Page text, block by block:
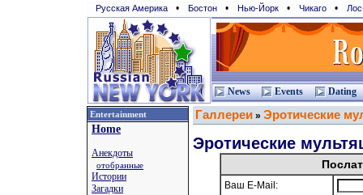
Русская Америка • Бостон • Нью-Йорк • Чикаго •
News Events Dating
Entertainment
Home
Анекдоты
отобранные
Истории
Загадки
Галлереи » Эротические
Эротические
Ваш E-Mail: